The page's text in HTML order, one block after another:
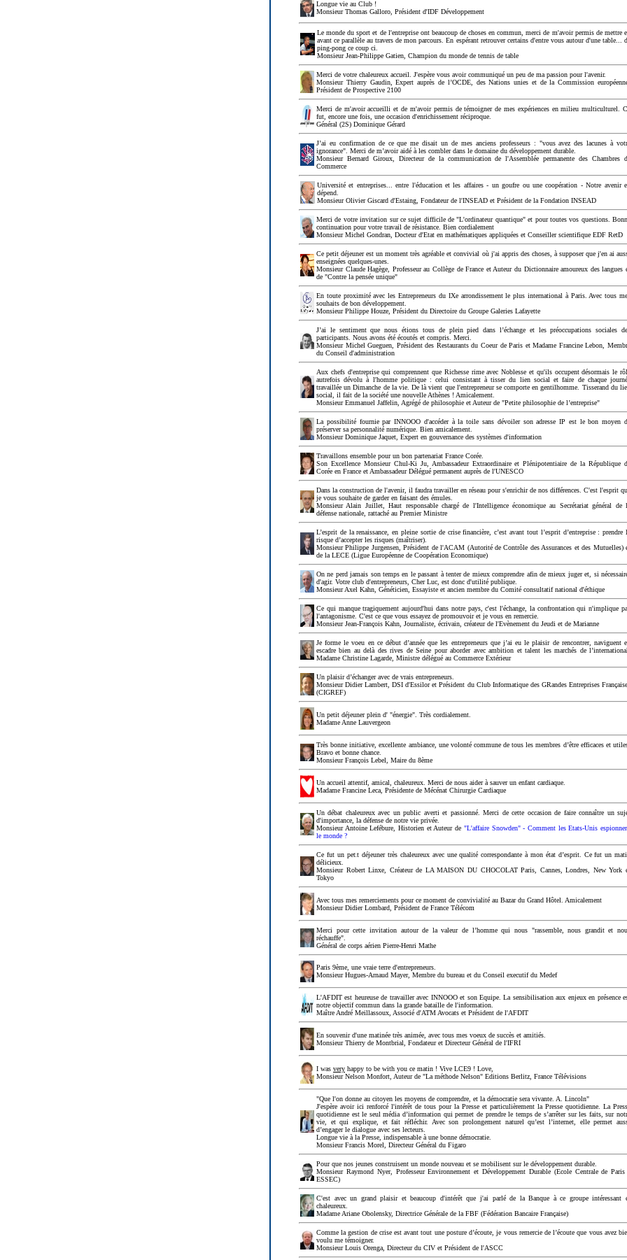
Longue vie au Club !
Monsieur Thomas Galloro, Président d'IDF Développement
Le monde du sport et de l'entreprise ont beaucoup de choses en commun, merci de m'avoir permis de mettre
avant ce parallèle au travers de mon parcours. En espérant retrouver certains d'entre vous autour d'une table...
ping-pong ce coup ci.
Monsieur Jean-Philippe Gatien, Champion du monde de tennis de table
Merci de votre chaleureux accueil. J'espère vous avoir communiqué un peu de ma passion pour l'avenir.
Monsieur Thierry Gaudin, Expert auprès de l’OCDE, des Nations unies et de la Commission
Président de Prospective 2100
Merci de m'avoir accueilli et de m'avoir permis de témoigner de mes expériences en milieu multiculturel.
fut, encore une fois, une occasion d'enrichissement réciproque.
Général (2S) Dominique Gérard
J’ai eu confirmation de ce que me disait un de mes anciens professeurs : "vous avez des lacunes à
ignorance". Merci de m’avoir aidé à les combler dans le domaine du développement durable.
Monsieur Bernard Giroux, Directeur de la communication de l'Assemblée permanente des Chambres
Commerce
Université et entreprises... entre l'éducation et les affaires - un goufre ou une coopération - Notre avenir
dépend.
Monsieur Olivier Giscard d'Estaing, Fondateur de l'INSEAD et Président de la Fondation INSEAD
Merci de votre invitation sur ce sujet difficile de "L'ordinateur quantique" et pour toutes vos questions.
continuation pour votre travail de résistance. Bien cordialement
Monsieur Michel Gondran, Docteur d'Etat en mathématiques appliquées et Conseiller scientifique EDF RetD
Ce petit déjeuner est un moment très agréable et convivial où j'ai appris des choses, à supposer que j'en ai
enseignées quelques-unes.
Monsieur Claude Hagège, Professeur au Collège de France et Auteur du Dictionnaire amoureux des langues
de "Contre la pensée unique"
En toute proximité avec les Entrepreneurs du IXe arrondissement le plus international à Paris. Avec tous
souhaits de bon développement.
Monsieur Philippe Houze, Président du Directoire du Groupe Galeries Lafayette
J’ai le sentiment que nous étions tous de plein pied dans l’échange et les préoccupations sociales
participants. Nous avons été écoutés et compris. Merci.
Monsieur Michel Gueguen, Président des Restaurants du Coeur de Paris et Madame Francine Lebon,
du Conseil d'administration
Aux chefs d'entreprise qui comprennent que Richesse rime avec Noblesse et qu'ils occupent désormais le
autrefois dévolu à l'homme politique : celui consistant à tisser du lien social et faire de chaque
travaillée un Dimanche de la vie. De là vient que l'entrepreneur se comporte en gentilhomme. Tisserand du
social, il fait de la société une nouvelle Athènes ! Amicalement.
Monsieur Emmanuel Jaffelin, Agrégé de philosophie et Auteur de "Petite philosophie de l’entreprise"
La possibilité fournie par INNOOO d'accéder à la toile sans dévoiler son adresse IP est le bon moyen
préserver sa personnalité numérique. Bien amicalement.
Monsieur Dominique Jaquet, Expert en gouvernance des systèmes d'information
Travaillons ensemble pour un bon partenariat France Corée.
Son Excellence Monsieur Chul-Ki Ju, Ambassadeur Extraordinaire et Plénipotentiaire de la République
Corée en France et Ambassadeur Délégué permanent auprès de l'UNESCO
Dans la construction de l'avenir, il faudra travailler en réseau pour s'enrichir de nos différences. C'est l'esprit
je vous souhaite de garder en faisant des émules.
Monsieur Alain Juillet, Haut responsable chargé de l'Intelligence économique au Secrétariat général de
défense nationale, rattaché au Premier Ministre
L’esprit de la renaissance, en pleine sortie de crise financière, c’est avant tout l’esprit d’entreprise : prendre
risque d’accepter les risques (maîtriser).
Monsieur Philippe Jurgensen, Président de l'ACAM (Autorité de Contrôle des Assurances et des Mutuelles)
de la LECE (Ligue Européenne de Coopération Economique)
On ne perd jamais son temps en le passant à tenter de mieux comprendre afin de mieux juger et, si
d'agir. Votre club d'entrepreneurs, Cher Luc, est donc d'utilité publique.
Monsieur Axel Kahn, Généticien, Essayiste et ancien membre du Comité consultatif national d'éthique
Ce qui manque tragiquement aujourd'hui dans notre pays, c'est l'échange, la confrontation qui n'implique
l'antagonisme. C'est ce que vous essayez de promouvoir et je vous en remercie.
Monsieur Jean-François Kahn, Journaliste, écrivain, créateur de l'Evènement du Jeudi et de Marianne
Je forme le voeu en ce début d’année que les entrepreneurs que j’ai eu le plaisir de rencontrer, naviguent
escadre bien au delà des rives de Seine pour aborder avec ambition et talent les marchés de l’international.
Madame Christine Lagarde, Ministre délégué au Commerce Extérieur
Un plaisir d’échanger avec de vrais entrepreneurs.
Monsieur Didier Lambert, DSI d'Essilor et Président du Club Informatique des GRandes Entreprises
(CIGREF)
Un petit déjeuner plein d' "énergie". Très cordialement.
Madame Anne Lauvergeon
Très bonne initiative, excellente ambiance, une volonté commune de tous les membres d’être efficaces et
Bravo et bonne chance.
Monsieur François Lebel, Maire du 8ème
Un accueil attentif, amical, chaleureux. Merci de nous aider à sauver un enfant cardiaque.
Madame Francine Leca, Présidente de Mécénat Chirurgie Cardiaque
Un débat chaleureux avec un public averti et passionné. Merci de cette occasion de faire connaître un
d'importance, la défense de notre vie privée.
Monsieur Antoine Lefébure, Historien et Auteur de "L'affaire Snowden" - Comment les Etats-Unis
le monde ?
Ce fut un petit déjeuner très chaleureux avec une qualité correspondante à mon état d’esprit. Ce fut un
délicieux.
Monsieur Robert Linxe, Créateur de LA MAISON DU CHOCOLAT Paris, Cannes, Londres, New York
Tokyo
Avec tous mes remerciements pour ce moment de convivialité au Bazar du Grand Hôtel. Amicalement
Monsieur Didier Lombard, Président de France Télécom
Merci pour cette invitation autour de la valeur de l’homme qui nous "rassemble, nous grandit et
réchauffe".
Général de corps aérien Pierre-Henri Mathe
Paris 9ème, une vraie terre d'entrepreneurs.
Monsieur Hugues-Arnaud Mayer, Membre du bureau et du Conseil executif du Medef
L'AFDIT est heureuse de travailler avec INNOOO et son Equipe. La sensibilisation aux enjeux en présence
notre objectif commun dans la grande bataille de l'information.
Maître André Meillassoux, Associé d'ATM Avocats et Président de l'AFDIT
En souvenir d'une matinée très animée, avec tous mes voeux de succès et amitiés.
Monsieur Thierry de Montbrial, Fondateur et Directeur Général de l'IFRI
I was very happy to be with you ce matin ! Vive LCE9 ! Love,
Monsieur Nelson Monfort, Auteur de "La méthode Nelson" Editions Berlitz, France Télévisions
"Que l'on donne au citoyen les moyens de comprendre, et la démocratie sera vivante. A. Lincoln"
J'espère avoir ici renforcé l'intérêt de tous pour la Presse et particulièrement la Presse quotidienne. La
quotidienne est le seul média d’information qui permet de prendre le temps de s’arrêter sur les faits, sur
vie, et qui explique, et fait réfléchir. Avec son prolongement naturel qu’est l’internet, elle permet
d’engager le dialogue avec ses lecteurs.
Longue vie à la Presse, indispensable à une bonne démocratie.
Monsieur Francis Morel, Directeur Général du Figaro
Pour que nos jeunes construisent un monde nouveau et se mobilisent sur le développement durable.
Monsieur Raymond Nyer, Professeur Environnement et Développement Durable (Ecole Centrale de
ESSEC)
C'est avec un grand plaisir et beaucoup d'intérêt que j'ai parlé de la Banque à ce groupe intéressant
chaleureux.
Madame Ariane Obolensky, Directrice Générale de la FBF (Fédération Bancaire Française)
Comme la gestion de crise est avant tout une posture d’écoute, je vous remercie de l’écoute que vous avez
voulu me témoigner.
Monsieur Louis Orenga, Directeur du CIV et Président de l'ASCC